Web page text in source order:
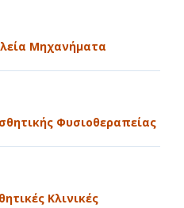
Μηχανήματα
Φυσιοθεραπείας
Κλινικές